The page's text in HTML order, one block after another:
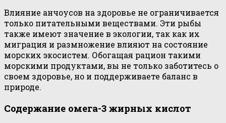
Влияние анчоусов на здоровье не ограничивается
только питательными веществами. Эти рыбы
также имеют значение в экологии, так как их
миграция и размножение влияют на состояние
морских экосистем. Обогащая рацион такими
морскими продуктами, вы не только заботитесь о
своем здоровье, но и поддерживаете баланс в
природе.
Содержание омега-3 жирных кислот